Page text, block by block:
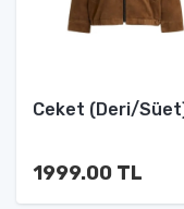
Ceket (Deri/
1999.00 TL